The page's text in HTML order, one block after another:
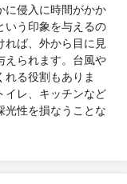
に侵入に時間がかか
いう印象を与えるの
れば、外から目に見
えられます。台風や
る役割もありま
イレ、キッチンなど
光性を損なうことな